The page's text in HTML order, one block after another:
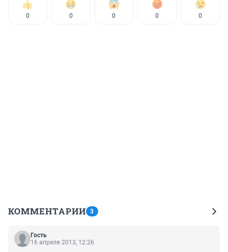
0 0 0 0 0
КОММЕНТАРИИ 3
Гость
16 апреля 2013, 12:26